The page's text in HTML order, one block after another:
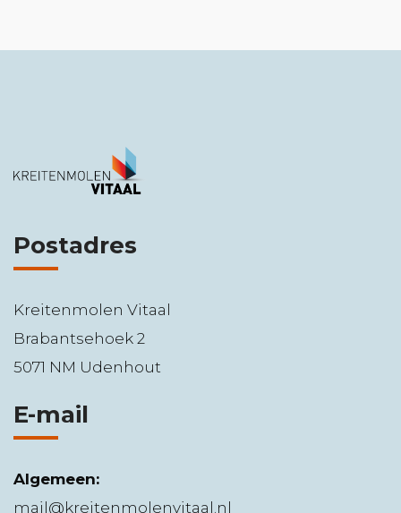
Postadres
Kreitenmolen Vitaal
Brabantsehoek 2
5071 NM Udenhout
E-mail
Algemeen:
mail@kreitenmolenvitaal.nl